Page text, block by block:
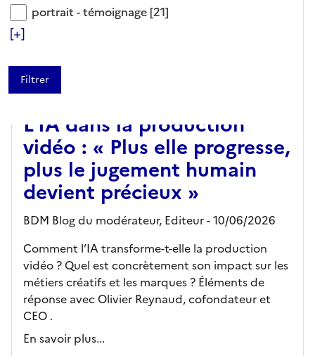
portrait - témoignage
portrait - témoignage [21]
[+]
ARTICLE
L’IA dans la production
vidéo : « Plus elle progresse,
plus le jugement humain
devient précieux »
BDM Blog du modérateur, Editeur- 10/06/2026
Comment l’IA transforme-t-elle la production
vidéo ? Quel est concrètement son impact sur les
métiers créatifs et les marques ? Éléments de
réponse avec Olivier Reynaud, cofondateur et
CEO .
En savoir plus...